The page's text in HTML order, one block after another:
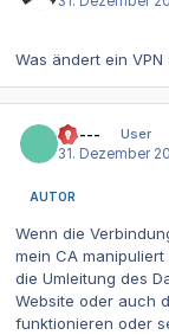
Was ändert ein
------
User
31. Dezember
AUTOR
Wenn die
mein CA
die Umleitung des
Website oder auch
funktionieren oder